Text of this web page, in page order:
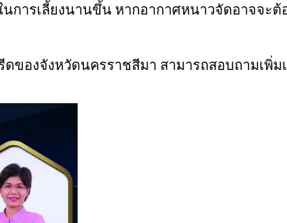
การเลี้ยงนานขึ้น หากอากาศหนาวจัดอาจจะ
งจังหวัดนครราชสีมา สามารถสอบถามเพิ่มเ